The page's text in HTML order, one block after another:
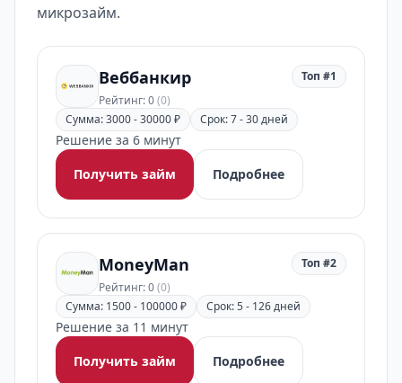
микрозайм.
Веббанкир
Рейтинг: 0(0)
Топ #1
Сумма: 3000 - 30000 ₽ Срок: 7 - 30 дней
Решение за 6 минут
Получить займ
Подробнее
MoneyMan
Рейтинг: 0(0)
Топ #2
Сумма: 1500 - 100000 ₽ Срок: 5 - 126 дней
Решение за 11 минут
Получить займ
Подробнее